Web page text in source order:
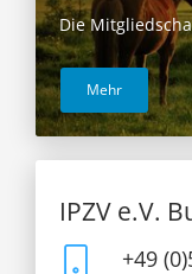
Die
Mehr
IPZV e.V.
+49